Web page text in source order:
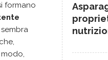
formano